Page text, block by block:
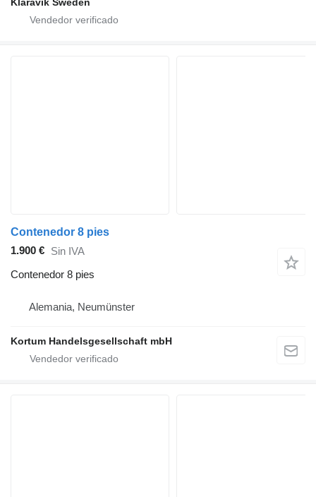
Contenedor 8 pies
1.900 € Sin IVA
Contenedor 8 pies
Alemania, Neumünster
Kortum Handelsgesellschaft mbH